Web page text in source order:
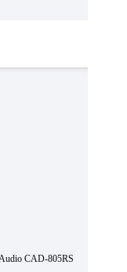
CAD-805RS